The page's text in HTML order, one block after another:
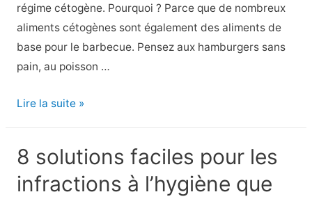
régime cétogène. Pourquoi ? Parce que de nombreux
aliments cétogènes sont également des aliments de
base pour le barbecue. Pensez aux hamburgers sans
pain, au poisson …
10
barbecue
à
Lire la suite »
8 solutions faciles pour les
infractions à l’hygiène que